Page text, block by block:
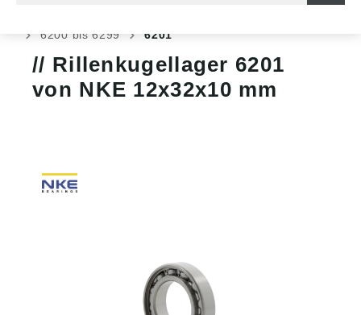
6200 bis 6299
6201
Rillenkugellager 6201
von NKE 12x32x10 mm